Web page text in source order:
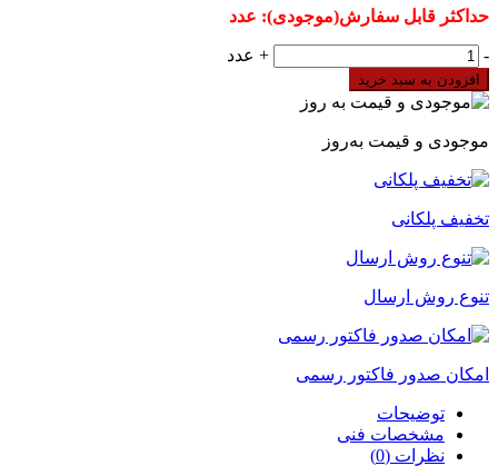
حداکثر قابل سفارش(موجودی): عدد
تایمر
تاخیر
در
وصل
آنالوگ
ریلی
سری
عدد
-
+ عدد
افزودن به سبد خرید
موجودی و قیمت به‌روز
تخفیف پلکانی
تنوع روش ارسال
امکان صدور فاکتور رسمی
توضیحات
مشخصات فنی
نظرات (0)